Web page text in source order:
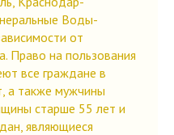
Воды-
от
Право на пользования
все граждане в
а также мужчины
старше 55 лет и
являющиеся